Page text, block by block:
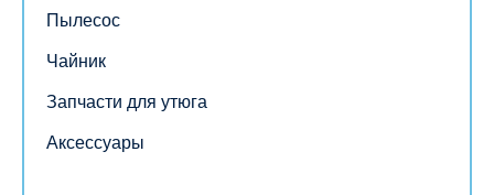
Пылесос
Чайник
Запчасти для утюга
Аксессуары